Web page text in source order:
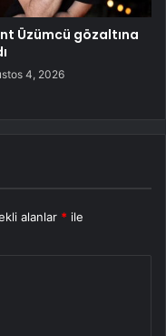
Üzümcü gözaltına
4, 2026
alanlar * ile